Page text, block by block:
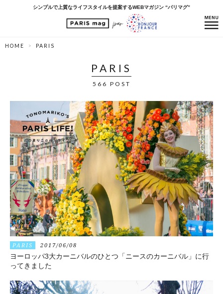
シンプルで上質なライフスタイルを提案するWEBマガジン “パリマグ”
HOME PARIS
PARIS
566 POST
PARIS 2017/06/08
ヨーロッパ3大カーニバルのひとつ「ニースのカーニバル」に行
ってきました